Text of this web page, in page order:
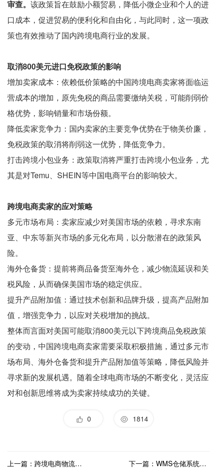
审查。 该政策旨在鼓励小额贸易，降低小微企业和个人的进
口成本，促进贸易的便利化和自由化，与此同时，这一项政
策也有效推动了国内跨境电商行业的发展。
取消800美元进口免税政策的影响
增加卖家成本：依赖低价策略的中国跨境电商卖家将面临运
营成本的增加，原先免税的商品需要缴纳关税，可能削弱价
格优势，影响销量和市场份额。
降低卖家竞争力：国内卖家的主要竞争优势在于物美价廉，
免税政策的取消将削弱这一优势，降低竞争力。
打击跨境小包业务：政策取消将严重打击跨境小包业务，尤
其是对Temu、SHEIN等中国电商平台的影响较大。
跨境电商卖家的应对策略
多元市场布局：卖家应减少对美国市场的依赖，寻求东南
亚、中东等新兴市场的多元化布局，以分散潜在的政策风
险。
海外仓备货：提前将商品备货至海外仓，减少物流延误和关
税风险，从而确保美国市场的稳定供应。
提升产品附加值：通过技术创新和品牌升级，提高产品附加
值，增强竞争力，以应对关税增加的挑战。
整体而言面对美国可能取消800美元以下跨境商品免税政策
的变动，中国跨境电商卖家需要采取积极措施，通过多元市
场布局、海外仓备货和提升产品附加值等策略，降低风险并
寻求新的发展机遇。随着全球电商市场的不断变化，灵活应
对和创新思维将成为卖家持续成功的关键。
0 1814
上一篇：跨境电商物流不断革新，海外仓优势逐渐凸显 下一篇：WMS仓储系统：海外仓企业提升客户体验的利器